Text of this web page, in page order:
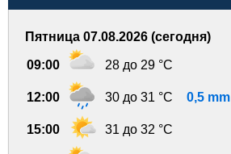
Пятница 07.08.2026 (сегодня)
09:00 28 до 29 °C
12:00 30 до 31 °C 0,5 mm
15:00 31 до 32 °C